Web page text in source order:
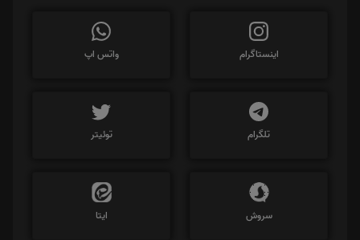
اینستاگرام واتس اپ
تلگرام توئیتر
سروش ایتا